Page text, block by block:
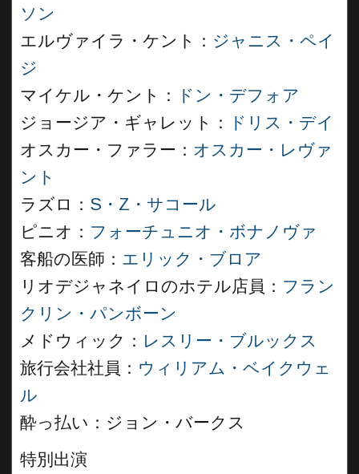
ソン
エルヴァイラ・ケント： ジャニス・ペイ
ジ
マイケル・ケント：
ドン・デフォア
ジョージア・ギャレット：
ドリス・デイ
オスカー・ファラー： オスカー・レヴァ
ント
ラズロ： S・Z・サコール
ピニオ： フォーチュニオ・ボナノヴァ
客船の医師： エリック・ブロア
リオデジャネイロのホテル店員： フラン
クリン・パンボーン
メドウィック： レスリー・ブルックス
旅行会社社員： ウィリアム・ベイクウェ
ル
酔っ払い：ジョン・バークス
特別出演